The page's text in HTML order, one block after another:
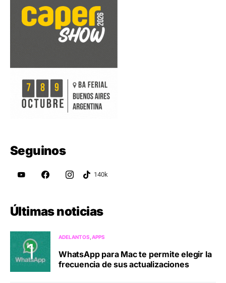
Seguinos
Últimas noticias
ADELANTOS APPS
WhatsApp para Mac te permite elegir la
frecuencia de sus actualizaciones